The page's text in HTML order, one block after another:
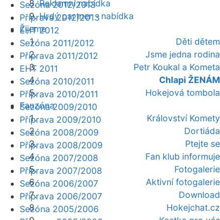
Reklamní nabídka
Hrdý partner - nabídka
Žijeme
Děti dětem
Jsme jedna rodina
Petr Koukal a Kometa
Chlapi ŽENÁM
Hokejová tombola
Fanzóna
Království Komety
Dortiáda
Ptejte se
Fan klub informuje
Fotogalerie
Aktivní fotogalerie
Download
Hokejchat.cz
Sezóna 2012/2013
Příprava 2012/2013
EHT 2012
Sezóna 2011/2012
Příprava 2011/2012
EHT 2011
Sezóna 2010/2011
Příprava 2010/2011
Sezóna 2009/2010
Příprava 2009/2010
Sezóna 2008/2009
Příprava 2008/2009
Sezóna 2007/2008
Příprava 2007/2008
Sezóna 2006/2007
Příprava 2006/2007
Sezóna 2005/2006